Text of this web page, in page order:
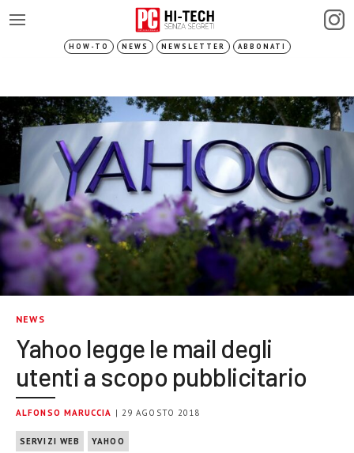
HOW-TO NEWS NEWSLETTER ABBONATI
NEWS
Yahoo legge le mail degli
utenti a scopo pubblicitario
ALFONSO MARUCCIA | 29 AGOSTO 2018
SERVIZI WEB YAHOO